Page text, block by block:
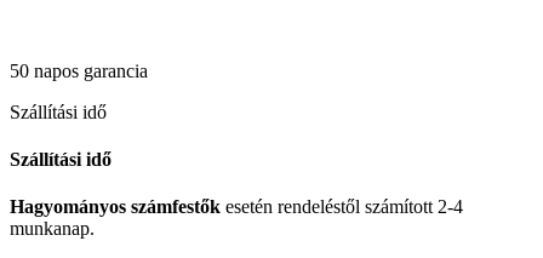
50 napos garancia
Szállítási idő
Szállítási idő
Hagyományos számfestők esetén rendeléstől számított 2-4
munkanap.